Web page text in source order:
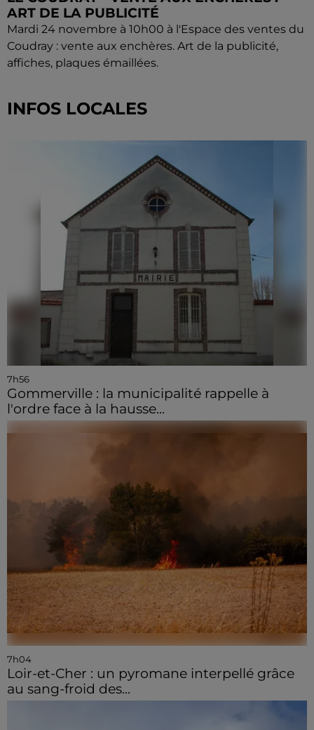
ART DE LA PUBLICITÉ
Mardi 24 novembre à 10h00 à l'Espace des ventes du
Coudray : vente aux enchères. Art de la publicité,
affiches, plaques émaillées.
INFOS LOCALES
7h56
Gommerville : la municipalité rappelle à
l'ordre face à la hausse...
7h04
Loir-et-Cher : un pyromane interpellé grâce
au sang-froid des...